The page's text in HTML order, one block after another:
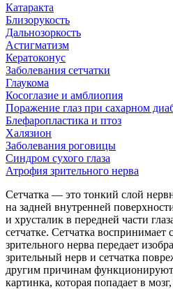
Катаракта
Близорукость
Дальнозоркость
Астигматизм
Кератоконус
Заболевания сетчатки
Глаукома
Косоглазие и амблиопия
Поражение глаз при сахарном
Блефаропластика и птоз
Халязион
Заболевания роговицы
Синдром сухого глаза
Атрофия зрительного нерва
Сетчатка — это тонкий слой
на задней внутренней
и хрусталик в передней части
сетчатке. Сетчатка воспринимает
зрительного нерва передает
зрительный нерв и сетчатка
другим причинам функционируют
картинка, которая попадает в